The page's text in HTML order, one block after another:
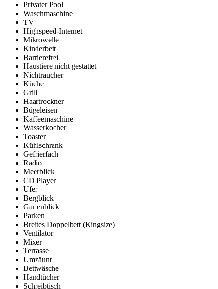
Privater Pool
Waschmaschine
TV
Highspeed-Internet
Mikrowelle
Kinderbett
Barrierefrei
Haustiere nicht gestattet
Nichtraucher
Küche
Grill
Haartrockner
Bügeleisen
Kaffeemaschine
Wasserkocher
Toaster
Kühlschrank
Gefrierfach
Radio
Meerblick
CD Player
Ufer
Bergblick
Gartenblick
Parken
Breites Doppelbett (Kingsize)
Ventilator
Mixer
Terrasse
Umzäunt
Bettwäsche
Handtücher
Schreibtisch